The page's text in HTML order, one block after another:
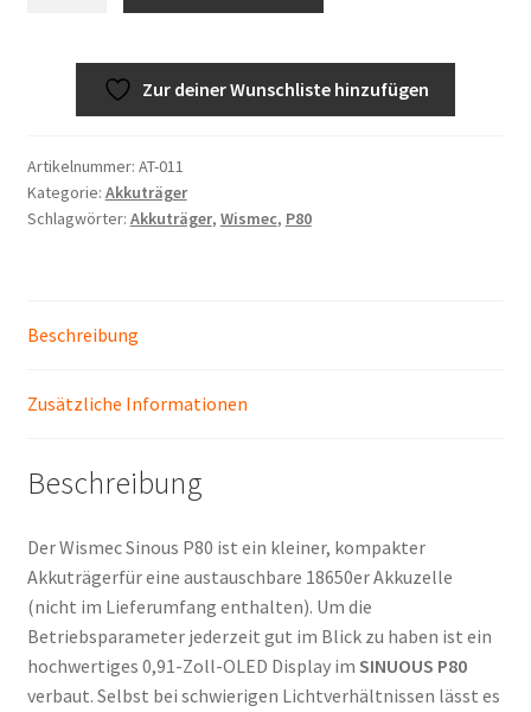
Menge
Zur deiner Wunschliste hinzufügen
Artikelnummer: AT-011
Kategorie: Akkuträger
Schlagwörter: Akkuträger, Wismec, P80
Beschreibung
Zusätzliche Informationen
Beschreibung
Der Wismec Sinous P80 ist ein kleiner, kompakter
Akkuträgerfür eine austauschbare 18650er Akkuzelle
(nicht im Lieferumfang enthalten). Um die
Betriebsparameter jederzeit gut im Blick zu haben ist ein
hochwertiges 0,91-Zoll-OLED Display im SINUOUS P80
verbaut. Selbst bei schwierigen Lichtverhältnissen lässt es